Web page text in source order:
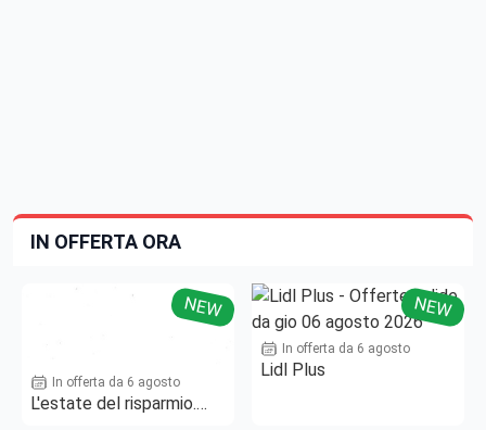
IN OFFERTA ORA
NEW
In offerta da 6 agosto
L'estate del risparmio.
NEW
In offerta da 6 agosto
Lidl Plus